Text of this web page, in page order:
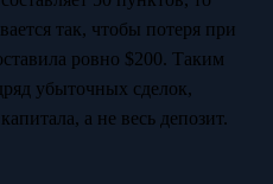
так, чтобы потеря при
ровно $200. Таким
убыточных сделок,
а не весь депозит.